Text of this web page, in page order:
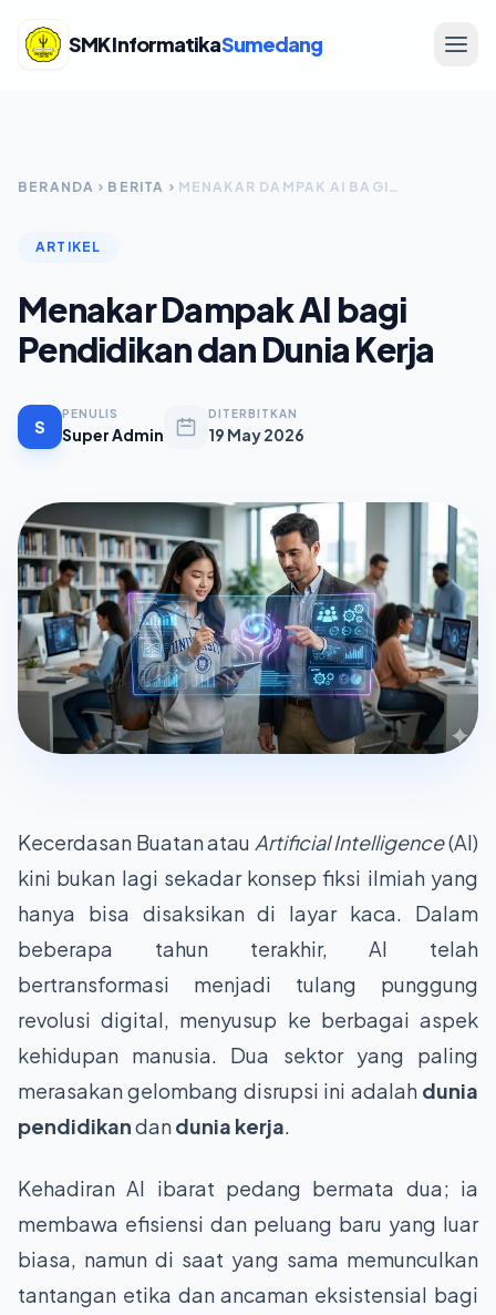
SMK InformatikaSumedang
BERANDA BERITA MENAKAR DAMPAK AI BAGI PENDIDIKAN DAN DUNIA KERJA
ARTIKEL
Menakar Dampak AI bagi
Pendidikan dan Dunia Kerja
S
PENULIS
Super Admin
DITERBITKAN
19 May 2026
Kecerdasan Buatan atau Artificial Intelligence(AI)
kini bukan lagi sekadar konsep fiksi ilmiah yang
hanya bisa disaksikan di layar kaca. Dalam
beberapa tahun terakhir, AI telah
bertransformasi menjadi tulang punggung
revolusi digital, menyusup ke berbagai aspek
kehidupan manusia. Dua sektor yang paling
merasakan gelombang disrupsi ini adalah dunia
pendidikandandunia kerja.
Kehadiran AI ibarat pedang bermata dua; ia
membawa efisiensi dan peluang baru yang luar
biasa, namun di saat yang sama memunculkan
tantangan etika dan ancaman eksistensial bagi